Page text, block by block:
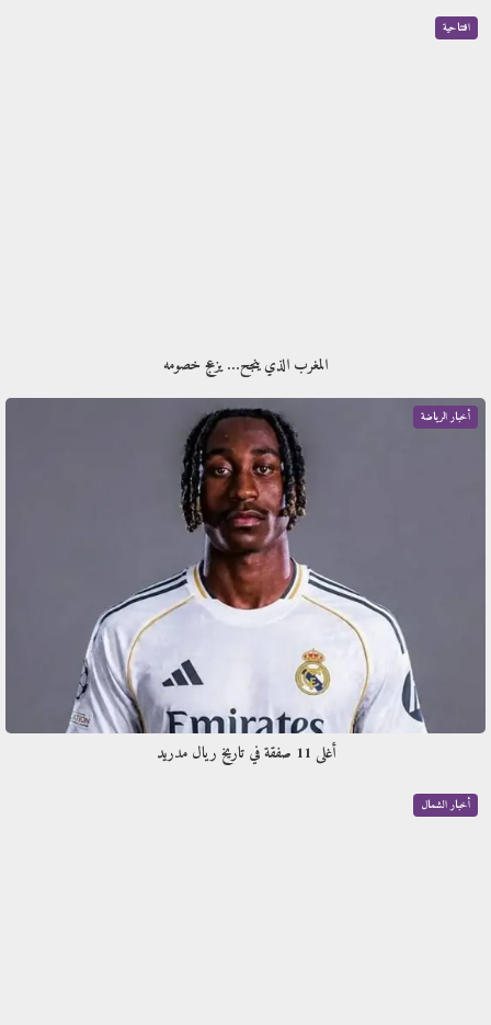
افتتاحية
المغرب الذي ينجح… يزعج خصومه
أخبار الرياضة
أغلى 11 صفقة في تاريخ ريال مدريد
أخبار الشمال